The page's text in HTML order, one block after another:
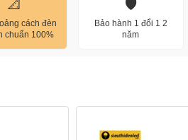
📐
cách đèn
chuẩn 100%
🛡️
Bảo hành 1 đổi 1 2
năm